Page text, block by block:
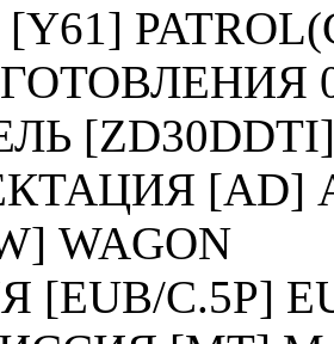
[ZD30DDTI]
[AD]
WAGON
C.5P]